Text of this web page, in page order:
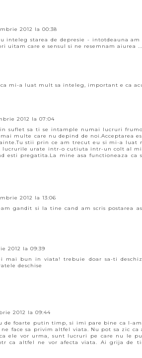
2012 la 00:38
inteleg starea de depresie - intotdeauna am
uitam care e sensul si ne resemnam aiurea ...
ca mi-a luat mult sa inteleg, important e ca
2012 la 07:04
suflet sa ti se intample numai lucruri
multe care nu depind de noi.Acceptarea
stii prin ce am trecut eu si mi-a luat
lucrurile urate intr-o cutiuta intr-un colt al
esti pregatita.La mine asa functioneaza ca
2012 la 13:06
gandit si la tine cand am scris postarea
2012 la 09:39
mai bun in viata! trebuie doar sa-ti
deschise
2012 la 09:44
de foarte putin timp, si imi pare bine ca l-
ne face sa privim altfel viata. Nu pot sa zic
ele vor urma, sunt lucruri pe care nu le
ca altfel ne vor afecta viata. Ai grija de